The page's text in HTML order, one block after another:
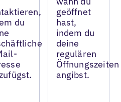
du
geöffnet
hast,
indem du
deine
regulären
Öffnungszeiten
angibst.